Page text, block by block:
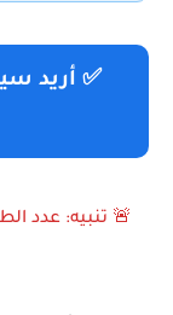
✅ أريد
🚨 تنبيه: عدد